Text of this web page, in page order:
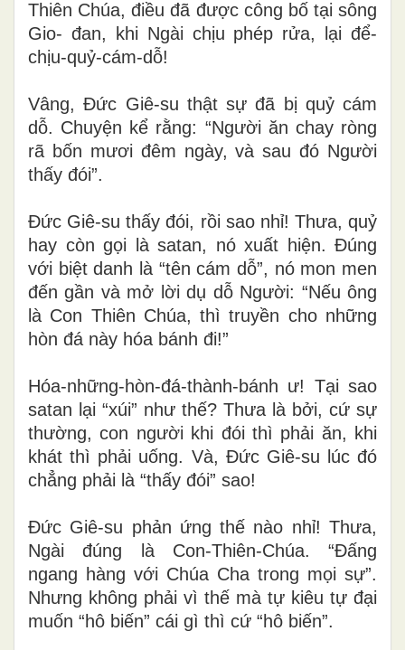
Thiên Chúa, điều đã được công bố tại sông
Gio- đan, khi Ngài chịu phép rửa, lại để-
chịu-quỷ-cám-dỗ!
Vâng, Đức Giê-su thật sự đã bị quỷ cám
dỗ. Chuyện kể rằng: “Người ăn chay ròng
rã bốn mươi đêm ngày, và sau đó Người
thấy đói”.
Đức Giê-su thấy đói, rồi sao nhỉ! Thưa, quỷ
hay còn gọi là satan, nó xuất hiện. Đúng
với biệt danh là “tên cám dỗ”, nó mon men
đến gần và mở lời dụ dỗ Người: “Nếu ông
là Con Thiên Chúa, thì truyền cho những
hòn đá này hóa bánh đi!”
Hóa-những-hòn-đá-thành-bánh ư! Tại sao
satan lại “xúi” như thế? Thưa là bởi, cứ sự
thường, con người khi đói thì phải ăn, khi
khát thì phải uống. Và, Đức Giê-su lúc đó
chẳng phải là “thấy đói” sao!
Đức Giê-su phản ứng thế nào nhỉ! Thưa,
Ngài đúng là Con-Thiên-Chúa. “Đấng
ngang hàng với Chúa Cha trong mọi sự”.
Nhưng không phải vì thế mà tự kiêu tự đại
muốn “hô biến” cái gì thì cứ “hô biến”.